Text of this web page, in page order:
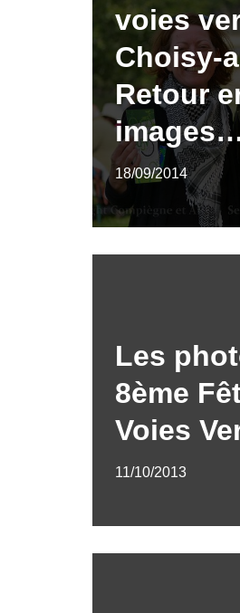
voies
Choisy-
Retour
18/09/2014
Les
8ème
Voies
11/10/2013